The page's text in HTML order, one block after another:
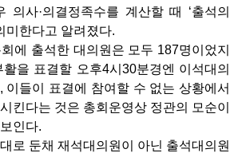
의사·의결정족수를 계산할 때 ‘출석의
미한다고 알려졌다.
에 출석한 대의원은 모두 187명이었지
을 표결할 오후4시30분경엔 이석대의
이들이 표결에 참여할 수 없는 상황에서
킨다는 것은 총회운영상 정관의 모순이
인다.
로 둔채 재석대의원이 아닌 출석대의원